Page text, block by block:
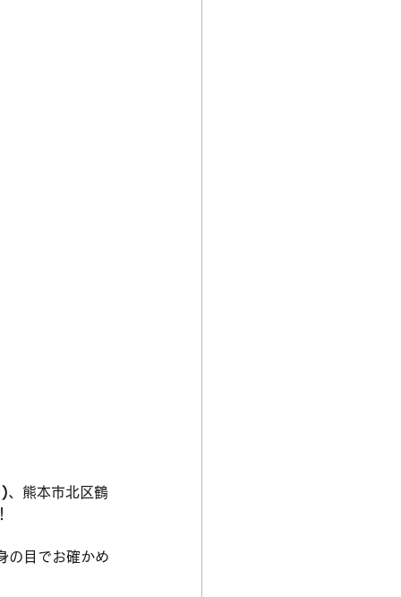
)、熊本市北区鶴
の目でお確かめ